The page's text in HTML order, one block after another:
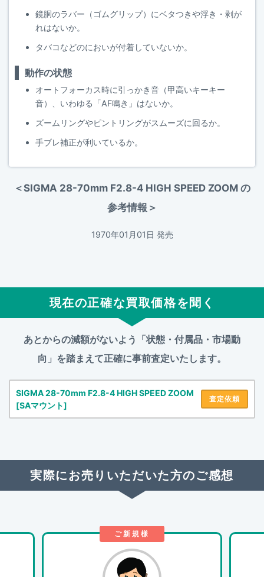
鏡胴のラバー（ゴムグリップ）にベタつきや浮き・剥が
れはないか。
タバコなどのにおいが付着していないか。
動作の状態
オートフォーカス時に引っかき音（甲高いキーキー
音）、いわゆる「AF鳴き」はないか。
ズームリングやピントリングがスムーズに回るか。
手ブレ補正が利いているか。
＜SIGMA 28-70mm F2.8-4 HIGH SPEED ZOOM の
参考情報＞
1970年01月01日 発売
現在の正確な買取価格を聞く
あとからの減額がないよう「状態・付属品・市場動
向」を踏まえて正確に事前査定いたします。
SIGMA 28-70mm F2.8-4 HIGH SPEED ZOOM
[SAマウント]
査定依頼
実際にお売りいただいた方のご感想
ご新規様